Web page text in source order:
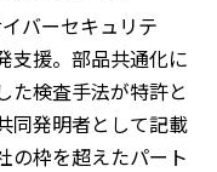
バーセキュリテ
支援。部品共通化に
た検査手法が特許と
同発明者として記載
の枠を超えたパート